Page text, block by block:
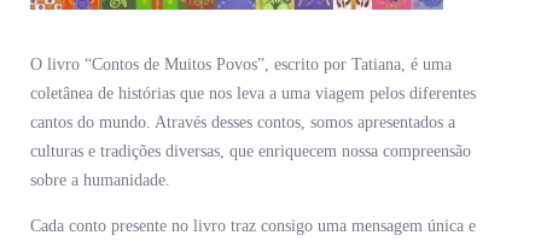
O livro “Contos de Muitos Povos”, escrito por Tatiana, é uma
coletânea de histórias que nos leva a uma viagem pelos diferentes
cantos do mundo. Através desses contos, somos apresentados a
culturas e tradições diversas, que enriquecem nossa compreensão
sobre a humanidade.
Cada conto presente no livro traz consigo uma mensagem única e